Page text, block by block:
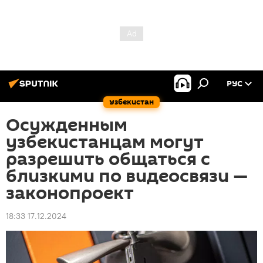
Узбекистан
РУС
Осужденным
узбекистанцам могут
разрешить общаться с
близкими по видеосвязи —
законопроект
18:33 17.12.2024